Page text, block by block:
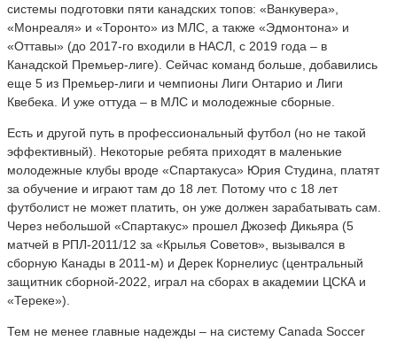
системы подготовки пяти канадских топов: «Ванкувера»,
«Монреаля» и «Торонто» из МЛС, а также «Эдмонтона» и
«Оттавы» (до 2017-го входили в НАСЛ, с 2019 года – в
Канадской Премьер-лиге). Сейчас команд больше, добавились
еще 5 из Премьер-лиги и чемпионы Лиги Онтарио и Лиги
Квебека. И уже оттуда – в МЛС и молодежные сборные.
Есть и другой путь в профессиональный футбол (но не такой
эффективный). Некоторые ребята приходят в маленькие
молодежные клубы вроде «Спартакуса» Юрия Студина, платят
за обучение и играют там до 18 лет. Потому что с 18 лет
футболист не может платить, он уже должен зарабатывать сам.
Через небольшой «Спартакус» прошел Джозеф Дикьяра (5
матчей в РПЛ-2011/12 за «Крылья Советов», вызывался в
сборную Канады в 2011-м) и Дерек Корнелиус (центральный
защитник сборной-2022, играл на сборах в академии ЦСКА и
«Тереке»).
Тем не менее главные надежды – на систему Canada Soccer